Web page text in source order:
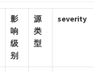
影
响
级
别
源
类
型
severity